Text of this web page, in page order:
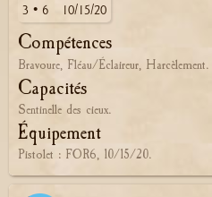
3 • 6 10/15/20
Compétences
Bravoure, Fléau/Éclaireur, Harcèlement.
Capacités
Sentinelle des cieux.
Équipement
Pistolet : FOR6, 10/15/20.